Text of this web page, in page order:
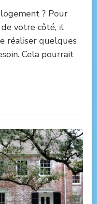
? Pour
votre côté, il
réaliser quelques
Cela pourrait